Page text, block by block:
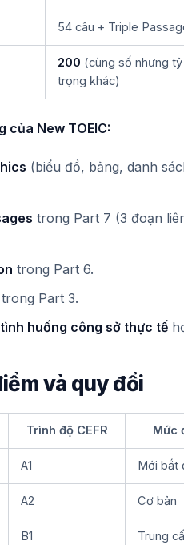
54 câu + Triple
200 (cùng số nhưng tỷ
trọng khác)
của New TOEIC:
(biểu đồ, bảng, danh
trong Part 7 (3 đoạn
trong Part 6.
trong Part 3.
tình huống công sở thực tế
và quy đổi
Trình độ CEFR Mức
A1 Mới bắt
A2 Cơ bản
B1 Trung